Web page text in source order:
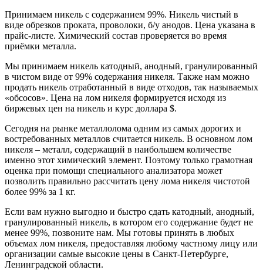
Принимаем никель с содержанием 99%. Никель чистый в
виде обрезков проката, проволоки, б/у анодов. Цена указана в
прайс-листе. Химический состав проверяется во время
приёмки металла.
Мы принимаем никель катодный, анодный, гранулированный
в чистом виде от 99% содержания никеля. Также нам можно
продать никель отработанный в виде отходов, так называемых
«обсосов». Цена на лом никеля формируется исходя из
биржевых цен на никель и курс доллара $.
Сегодня на рынке металлолома одним из самых дорогих и
востребованных металлов считается никель. В основном лом
никеля – металл, содержащий в наибольшем количестве
именно этот химический элемент. Поэтому только грамотная
оценка при помощи специального анализатора может
позволить правильно рассчитать цену лома никеля чистотой
более 99% за 1 кг.
Если вам нужно выгодно и быстро сдать катодный, анодный,
гранулированный никель, в котором его содержание будет не
менее 99%, позвоните нам. Мы готовы принять в любых
объемах лом никеля, предоставляя любому частному лицу или
организации самые высокие цены в Санкт-Петербурге,
Ленинградской области.